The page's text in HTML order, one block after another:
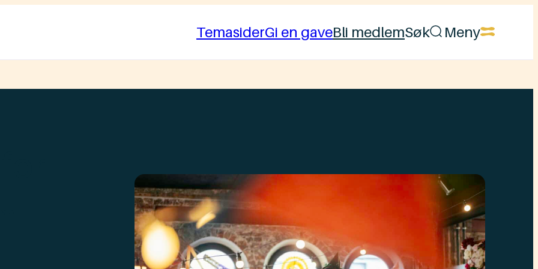
TemasiderGi en gaveBli medlemSøk Meny